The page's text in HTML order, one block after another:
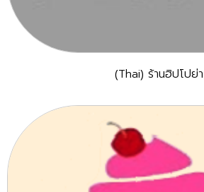
(Thai) ร้านฮิปโปย่า